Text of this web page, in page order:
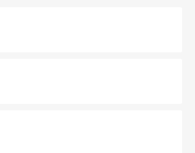
の風情を楽しめる外せないスポット